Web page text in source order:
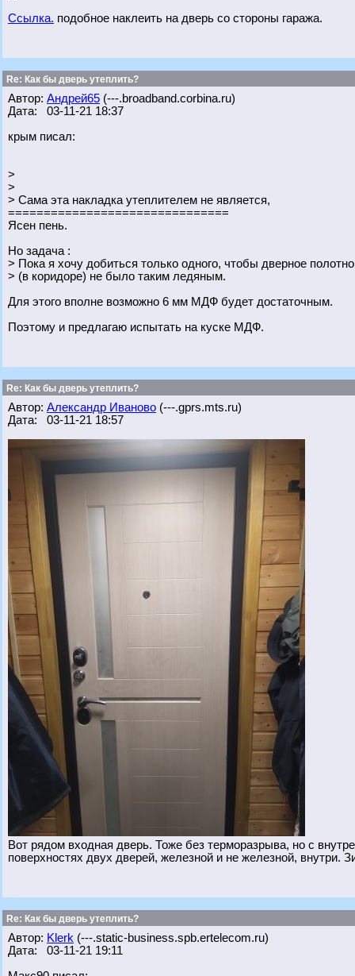
Ссылка. подобное наклеить на дверь со стороны гаража.
Re: Как бы дверь утеплить?
Автор: Андрей65 (---.broadband.corbina.ru)
Дата: 03-11-21 18:37
крым писал:
>
>
> Сама эта накладка утеплителем не является,
===============================
Ясен пень.
Но задача :
> Пока я хочу добиться только одного, чтобы дверное
> (в коридоре) не было таким ледяным.
Для этого вполне возможно 6 мм МДФ будет достаточным.
Поэтому и предлагаю испытать на куске МДФ.
Re: Как бы дверь утеплить?
Автор: Александр Иваново (---.gprs.mts.ru)
Дата: 03-11-21 18:57
Вот рядом входная дверь. Тоже без терморазрыва, но с
поверхностях двух дверей, железной и не железной, внутри.
Re: Как бы дверь утеплить?
Автор: Klerk (---.static-business.spb.ertelecom.ru)
Дата: 03-11-21 19:11